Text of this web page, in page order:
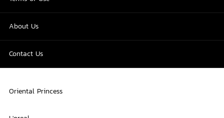
About Us
Contact Us
Oriental Princess